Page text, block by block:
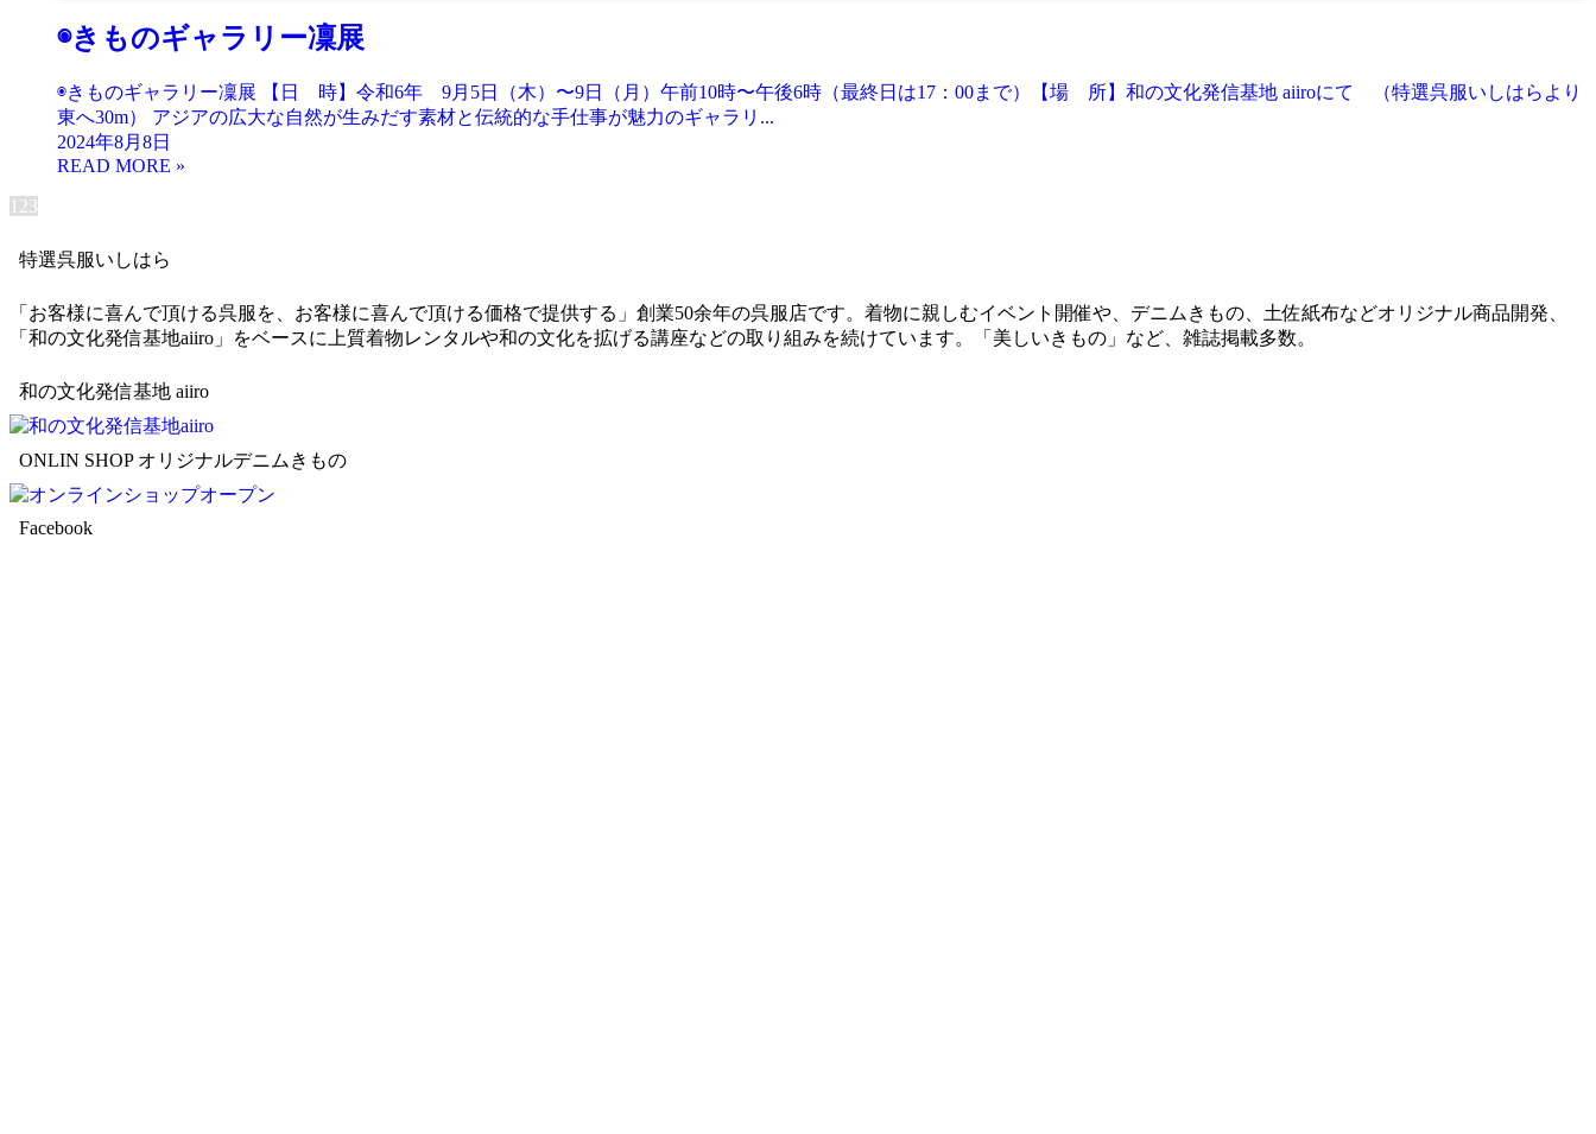
◉きものギャラリー凜展
◉きものギャラリー凜展 【日 時】令和6年 9月5日（木）〜9日（月）午前10時〜午後6時（最終日は17：00まで）【場 所】和の文化発信基地 aiiroにて （特選呉服いしはらより
東へ30m） アジアの広大な自然が生みだす素材と伝統的な手仕事が魅力のギャラリ...
2024年8月8日
1 23
特選呉服いしはら
「お客様に喜んで頂ける呉服を、お客様に喜んで頂ける価格で提供する」創業50余年の呉服店です。着物に親しむイベント開催や、デニムきもの、土佐紙布などオリジナル商品開発、
「和の文化発信基地aiiro」をベースに上質着物レンタルや和の文化を拡げる講座などの取り組みを続けています。「美しいきもの」など、雑誌掲載多数。
和の文化発信基地 aiiro
ONLIN SHOP オリジナルデニムきもの
Facebook